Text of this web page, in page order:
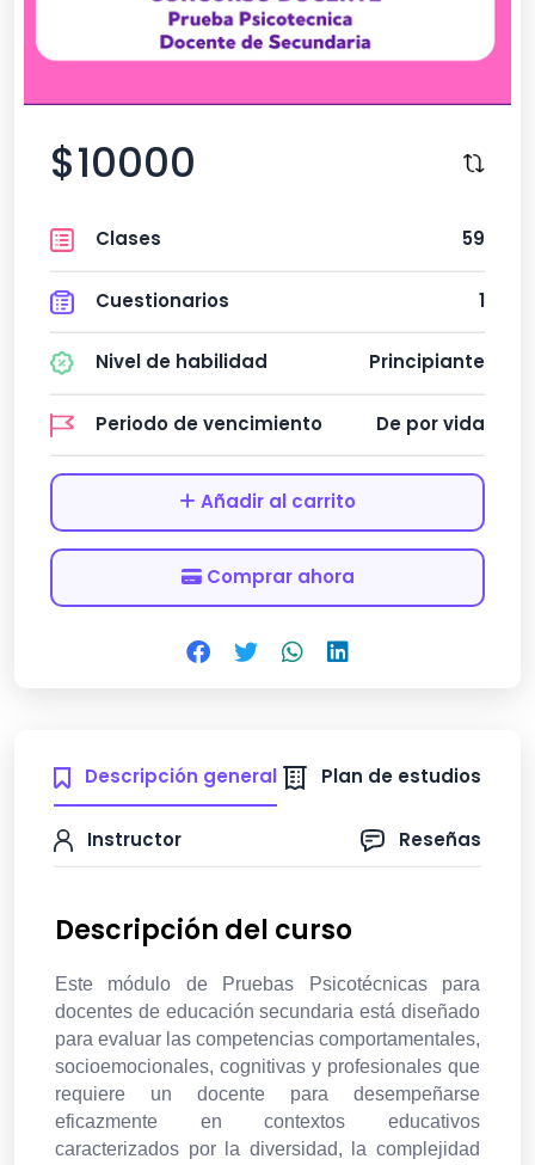
Descripción general Plan de estudios
Instructor Reseñas
Descripción del curso
Este módulo de Pruebas Psicotécnicas para
docentes de educación secundaria está diseñado
para evaluar las competencias comportamentales,
socioemocionales, cognitivas y profesionales que
requiere un docente para desempeñarse
eficazmente en contextos educativos
caracterizados por la diversidad, la complejidad
$10000
Clases 59
Cuestionarios 1
Nivel de habilidad Principiante
Periodo de vencimiento De por vida
Añadir al carrito
Comprar ahora